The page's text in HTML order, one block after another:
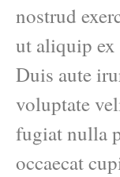
nostrud
ut aliquip ex
Duis aute
voluptate
fugiat nulla
occaecat